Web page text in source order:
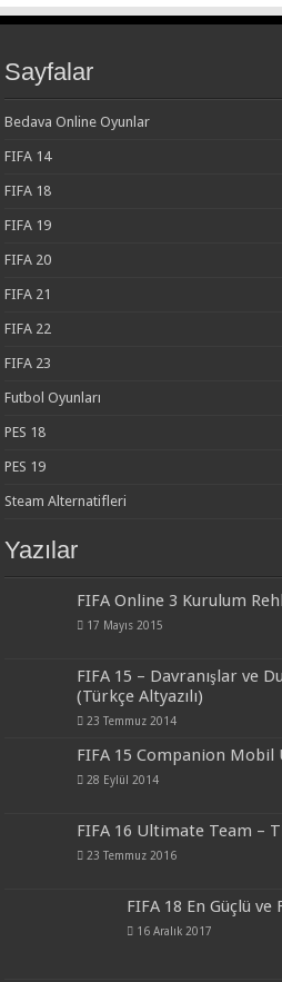
Sayfalar
Bedava Online Oyunlar
FIFA 14
FIFA 18
FIFA 19
FIFA 20
FIFA 21
FIFA 22
FIFA 23
Futbol Oyunları
PES 18
PES 19
Steam Alternatifleri
Yazılar
FIFA Online 3 Kurulum
17 Mayıs 2015
FIFA 15 – Davranışlar ve
(Türkçe Altyazılı)
23 Temmuz 2014
FIFA 15 Companion Mobil
28 Eylül 2014
FIFA 16 Ultimate Team –
23 Temmuz 2016
FIFA 18 En Güçlü
16 Aralık 2017